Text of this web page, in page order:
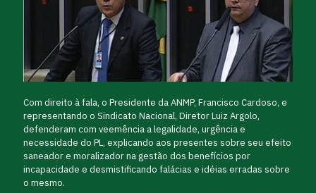
Com direito à fala, o Presidente da ANMP, Francisco Cardoso, e
representando o Sindicato Nacional, Diretor Luiz Argolo,
defenderam com veemência a legalidade, urgência e
necessidade do PL, explicando aos presentes sobre seu efeito
saneador e moralizador na gestão dos benefícios por
incapacidade e desmistificando falácias e idéias erradas sobre
o mesmo.